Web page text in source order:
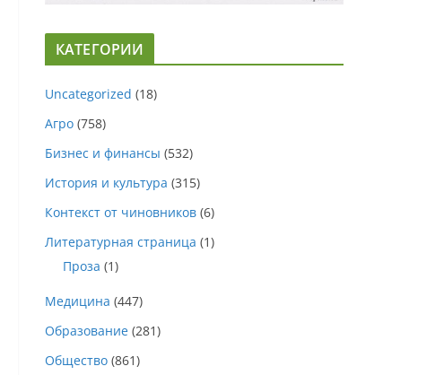
КАТЕГОРИИ
Uncategorized (18)
Агро (758)
Бизнес и финансы (532)
История и культура (315)
Контекст от чиновников (6)
Литературная страница (1)
Проза (1)
Медицина (447)
Образование (281)
Общество (861)